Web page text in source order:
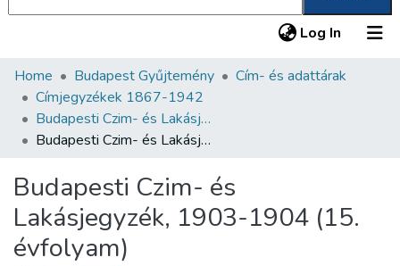
Log In (current)
Communities & Collections
All of DSpace
Statistics
About us
Home Budapest Gyűjtemény
Cím- és adattárak
Címjegyzékek 1867-1942
Budapesti Czim- és Lakásjegyzék 1880-1928
Budapesti Czim- és Lakásjegyzék, 1903-1904 (15. évfolyam)
Budapesti Czim- és
Lakásjegyzék, 1903-1904 (15.
évfolyam)